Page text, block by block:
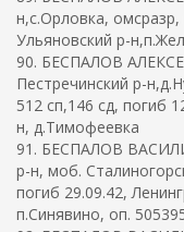
н,с.Орловка,
Ульяновский р-
90. БЕСПАЛОВ
Пестречинский р-
512 сп,146 сд, погиб
н, д.Тимофеевка
91. БЕСПАЛОВ
р-н, моб.
погиб 29.09.42,
п.Синявино, оп.